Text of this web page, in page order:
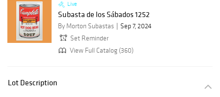
Live
Subasta de los Sábados 1252
By Morton Subastas
Sep 7, 2024
Set Reminder
View Full Catalog (360)
Lot Description